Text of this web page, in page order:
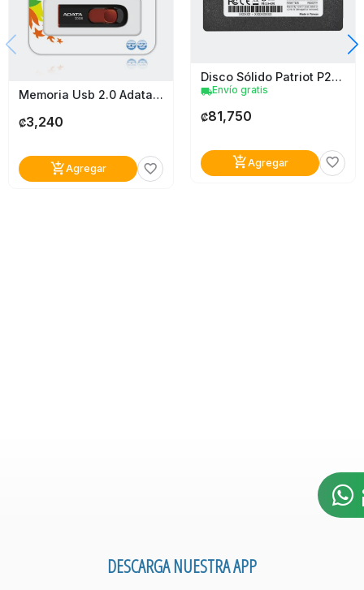
Memoria Usb 2.0 Adata Ac008
₡3,240
add_shopping_cartAgregar favorite_border
Disco Sólido Patriot P210 1Tb
local_shippingEnvío gratis
₡81,750
add_shopping_cartAgregar favorite_border
DESCARGA NUESTRA APP